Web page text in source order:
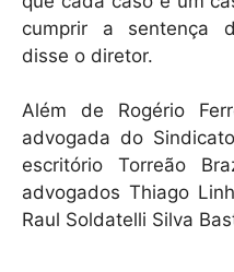
cumprir a sentença
disse o diretor.
Além de Rogério
advogada do
escritório Torreão
advogados Thiago
Raul Soldatelli Silva